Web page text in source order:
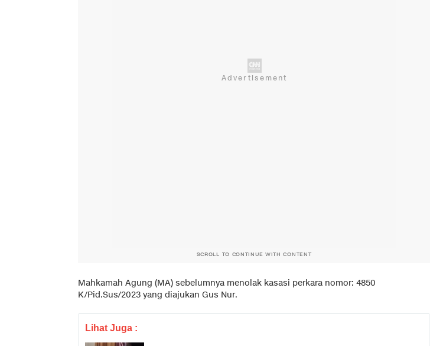
SCROLL TO CONTINUE WITH CONTENT
Mahkamah Agung (MA) sebelumnya menolak kasasi perkara nomor: 4850
K/Pid.Sus/2023 yang diajukan Gus Nur.
Lihat Juga :